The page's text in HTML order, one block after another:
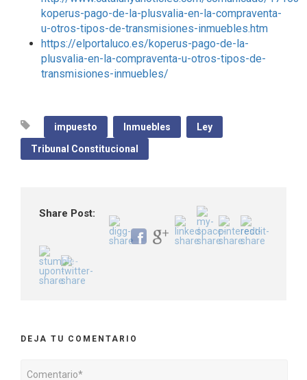
koperus-pago-de-la-plusvalia-en-la-compraventa-
u-otros-tipos-de-transmisiones-inmuebles.htm
https://elportaluco.es/koperus-pago-de-la-
plusvalia-en-la-compraventa-u-otros-tipos-de-
transmisiones-inmuebles/
impuesto Inmuebles
Ley
Tribunal Constitucional
Share Post:
DEJA TU COMENTARIO